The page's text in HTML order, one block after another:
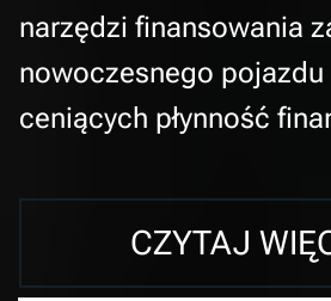
narzędzi finansowania
nowoczesnego
ceniących płynność
CZYTAJ